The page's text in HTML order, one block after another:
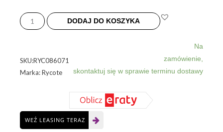
Rycote
WS
3
CB)
DODAJ DO KOSZYKA
Na
zamówienie,
skontaktuj się w sprawie terminu dostawy
SKU:RYC086071
Marka: Rycote
WEŹ LEASING TERAZ